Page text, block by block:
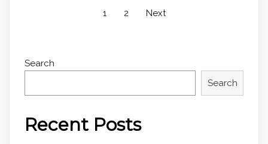
1 2 Next
Search
Search
Recent Posts